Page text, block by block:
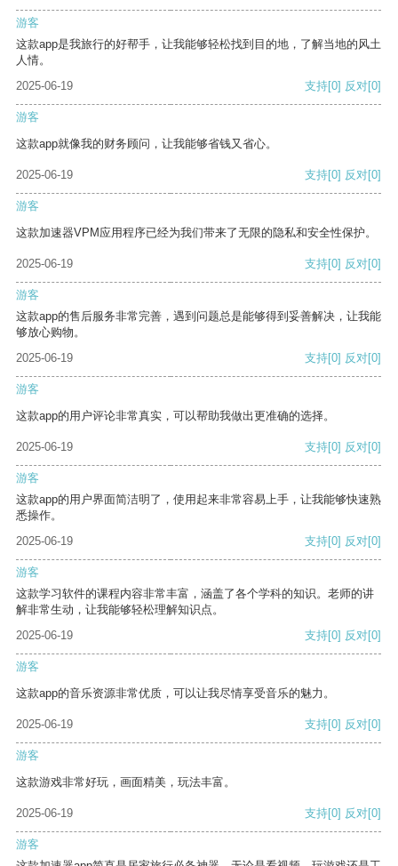
游客
这款app是我旅行的好帮手，让我能够轻松找到目的地，了解当地的风土
人情。
2025-06-19
支持[0] 反对[0]
游客
这款app就像我的财务顾问，让我能够省钱又省心。
2025-06-19 支持[0] 反对[0]
游客
这款加速器VPM应用程序已经为我们带来了无限的隐私和安全性保护。
2025-06-19 支持[0] 反对[0]
游客
这款app的售后服务非常完善，遇到问题总是能够得到妥善解决，让我能
够放心购物。
2025-06-19
支持[0] 反对[0]
游客
这款app的用户评论非常真实，可以帮助我做出更准确的选择。
2025-06-19 支持[0] 反对[0]
游客
这款app的用户界面简洁明了，使用起来非常容易上手，让我能够快速熟
悉操作。
2025-06-19
支持[0] 反对[0]
游客
这款学习软件的课程内容非常丰富，涵盖了各个学科的知识。老师的讲
解非常生动，让我能够轻松理解知识点。
2025-06-19
支持[0] 反对[0]
游客
这款app的音乐资源非常优质，可以让我尽情享受音乐的魅力。
2025-06-19 支持[0] 反对[0]
游客
这款游戏非常好玩，画面精美，玩法丰富。
2025-06-19 支持[0] 反对[0]
游客